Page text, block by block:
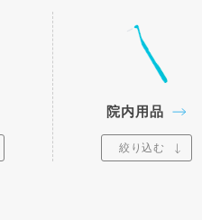
院内用品
絞り込む